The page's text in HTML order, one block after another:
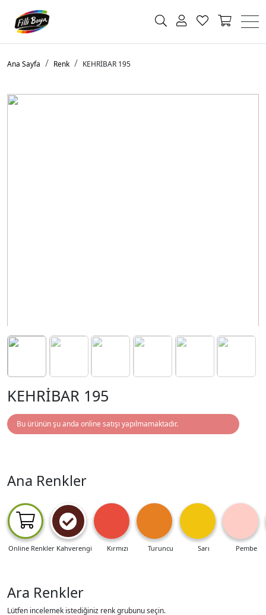
Ana Sayfa Renk KEHRİBAR 195
KEHRİBAR 195
Bu ürünün şu anda online satışı yapılmamaktadır.
Ana Renkler
Online Renkler Kahverengi Kırmızı Turuncu Sarı Pembe
Ara Renkler
Lütfen incelemek istediğiniz renk grubunu seçin.